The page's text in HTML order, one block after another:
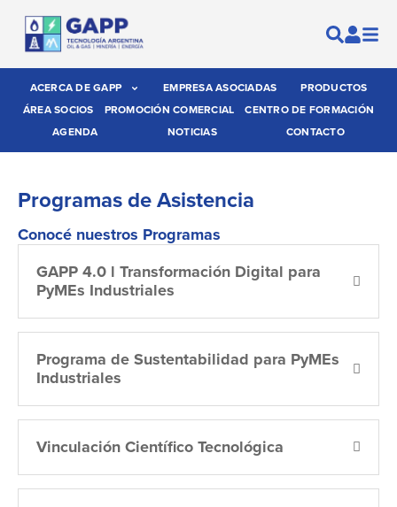
ACERCA DE GAPP EMPRESA ASOCIADAS
PRODUCTOS
ÁREA SOCIOS
PROMOCIÓN COMERCIAL
CENTRO DE FORMACIÓN
AGENDA
NOTICIAS CONTACTO
Programas de Asistencia
Conocé nuestros Programas
GAPP 4.0 l Transformación Digital para
PyMEs Industriales
Programa de Sustentabilidad para PyMEs
Industriales
Vinculación Científico Tecnológica